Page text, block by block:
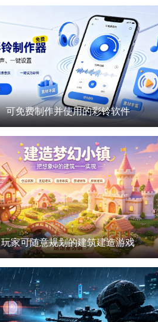
可免费制作并使用的彩铃软件
玩家可随意规划的建筑建造游戏